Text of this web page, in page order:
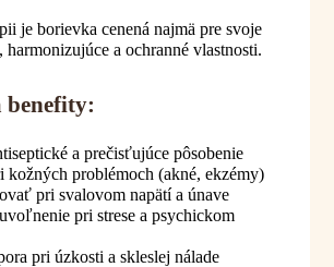
je borievka cenená najmä pre svoje
harmonizujúce a ochranné vlastnosti.
benefity:
a prečisťujúce pôsobenie
kožných problémoch (akné, ekzémy)
pri svalovom napätí a únave
pri strese a psychickom
pri úzkosti a skleslej nálade